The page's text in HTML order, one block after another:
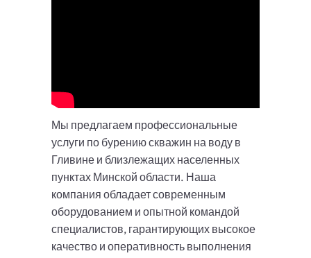
Мы предлагаем профессиональные
услуги по бурению скважин на воду в
Гливине и близлежащих населенных
пунктах Минской области. Наша
компания обладает современным
оборудованием и опытной командой
специалистов, гарантирующих высокое
качество и оперативность выполнения